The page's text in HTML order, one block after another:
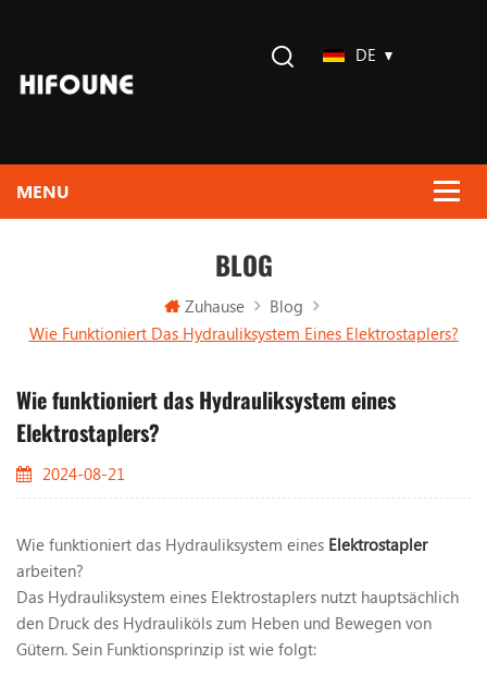
DE
BLOG
Zuhause
Blog
Wie Funktioniert Das Hydrauliksystem Eines Elektrostaplers?
Wie funktioniert das Hydrauliksystem eines
Elektrostaplers?
2024-08-21
Wie funktioniert das Hydrauliksystem eines Elektrostapler
arbeiten?
Das Hydrauliksystem eines Elektrostaplers nutzt hauptsächlich
den Druck des Hydrauliköls zum Heben und Bewegen von
Gütern. Sein Funktionsprinzip ist wie folgt: